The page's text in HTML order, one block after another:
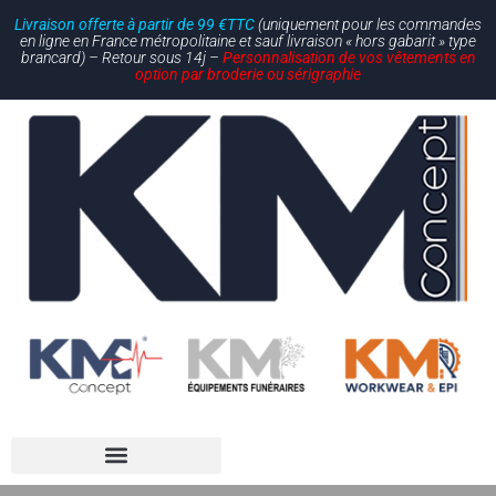
Livraison offerte à partir de 99 €TTC(uniquement pour les commandes
en ligne en France métropolitaine et sauf livraison « hors gabarit » type
brancard) – Retour sous 14j – Personnalisation de vos vêtements en
option par broderie ou sérigraphie